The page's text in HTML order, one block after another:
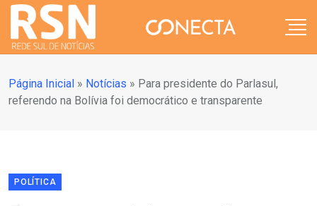
Página Inicial » Notícias » Para presidente do Parlasul,
referendo na Bolívia foi democrático e transparente
POLÍTICA